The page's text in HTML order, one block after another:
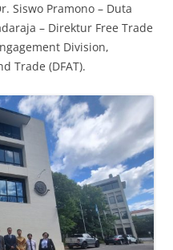
Siswo Pramono – Duta
– Direktur Free Trade
Division,
Trade (DFAT).